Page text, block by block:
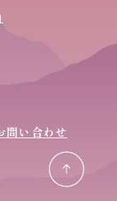
問い合わせ